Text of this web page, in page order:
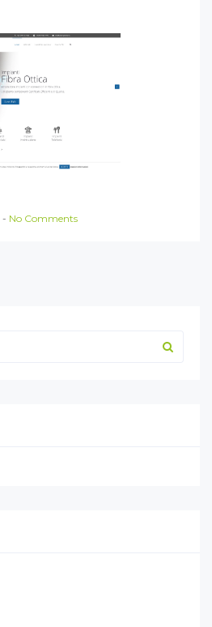
- No Comments